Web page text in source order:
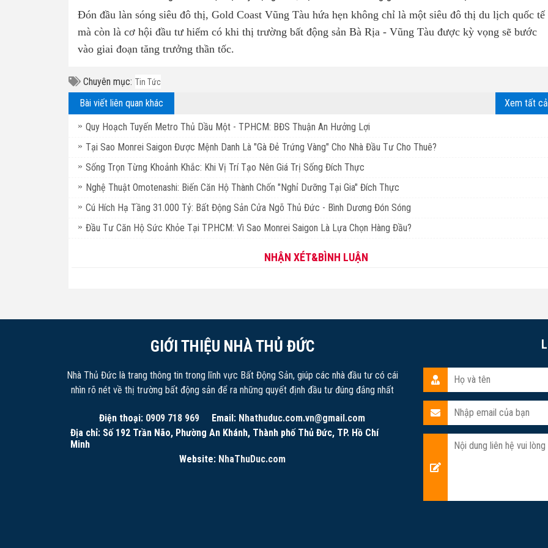
Đón đầu làn sóng siêu đô thị, Gold Coast Vũng Tàu hứa hẹn không chỉ là một siêu đô thị du lịch quốc tế
mà còn là cơ hội đầu tư hiếm có khi thị trường bất động sản Bà Rịa - Vũng Tàu được kỳ vọng sẽ bước
vào giai đoạn tăng trưởng thần tốc.
Chuyên mục: Tin Tức
Xem tất
Bài viết liên quan khác
Quy Hoạch Tuyến Metro Thủ Dầu Một - TPHCM: BĐS Thuận An Hưởng Lợi
Tại Sao Monrei Saigon Được Mệnh Danh Là "Gà Đẻ Trứng Vàng" Cho Nhà Đầu Tư Cho Thuê?
Sống Trọn Từng Khoảnh Khắc: Khi Vị Trí Tạo Nên Giá Trị Sống Đích Thực
Nghệ Thuật Omotenashi: Biến Căn Hộ Thành Chốn "Nghỉ Dưỡng Tại Gia" Đích Thực
Cú Hích Hạ Tầng 31.000 Tỷ: Bất Động Sản Cửa Ngõ Thủ Đức - Bình Dương Đón Sóng
Đầu Tư Căn Hộ Sức Khỏe Tại TP.HCM: Vì Sao Monrei Saigon Là Lựa Chọn Hàng Đầu?
NHẬN XÉT&BÌNH LUẬN
GIỚI THIỆU NHÀ THỦ ĐỨC
Nhà Thủ Đức là trang thông tin trong lĩnh vực Bất Động Sản, giúp các nhà đầu tư có cái
nhìn rõ nét về thị trường bất động sản để ra những quyết định đầu tư đúng đắng nhất
Điện thoại: 0909 718 969 Email: Nhathuduc.com.vn@gmail.com
Địa chỉ: Số 192 Trần Não, Phường An Khánh, Thành phố Thủ Đức, TP. Hồ Chí
Minh
Website: NhaThuDuc.com